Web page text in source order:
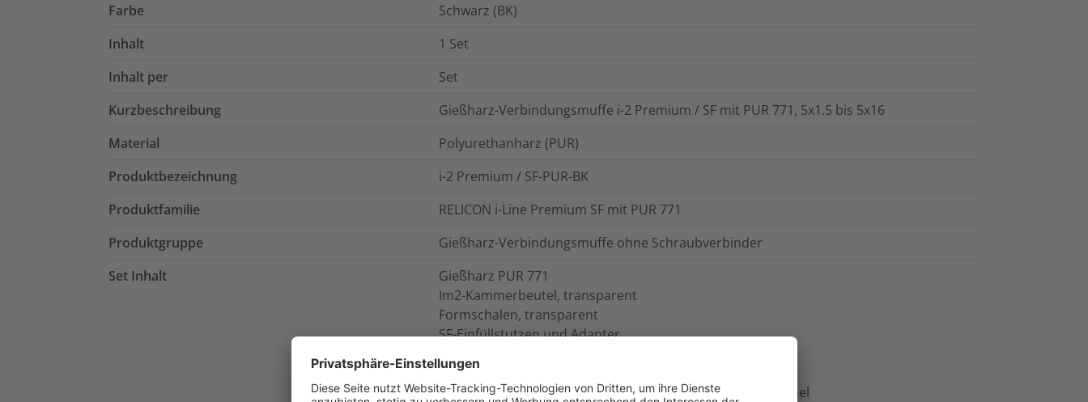
Farbe
Schwarz (BK)
Inhalt
1 Set
Inhalt per
Set
Kurzbeschreibung
Gießharz-Verbindungsmuffe i-2 Premium / SF mit PUR 771, 5x1.5 bis 5x16
Material
Polyurethanharz (PUR)
Produktbezeichnung
i-2 Premium / SF-PUR-BK
Produktfamilie
RELICON i-Line Premium SF mit PUR 771
Produktgruppe
Gießharz-Verbindungsmuffe ohne Schraubverbinder
Set Inhalt
Gießharz PUR 771
Im2-Kammerbeutel, transparent
Formschalen, transparent
SF-Einfüllstutzen und Adapter
HelaTape PVC Isolierband
Verbinderblock mit 5 Schraubverbindern inkl. Inbusschlüssel